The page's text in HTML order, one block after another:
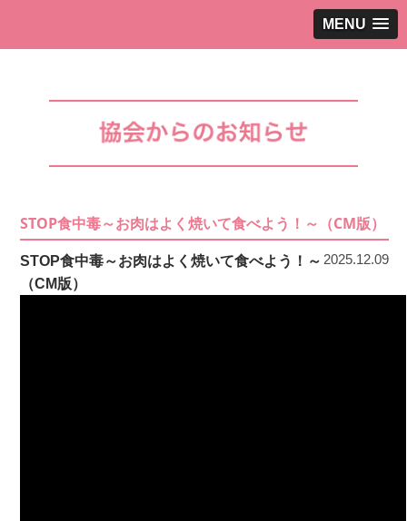
MENU
STOP食中毒～お肉はよく焼いて食べよう！～（CM版）
2025.12.09
STOP食中毒～お肉はよく焼いて食べよう！～
（CM版）